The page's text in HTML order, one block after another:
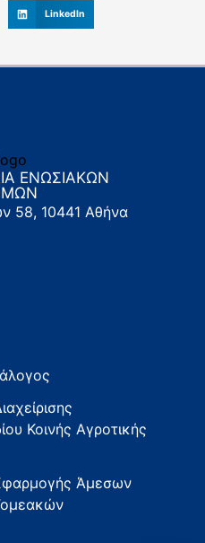
LinkedIn
ΕΝΩΣΙΑΚΩΝ
58, 10441 Αθήνα
Κοινής Αγροτικής
Άμεσων